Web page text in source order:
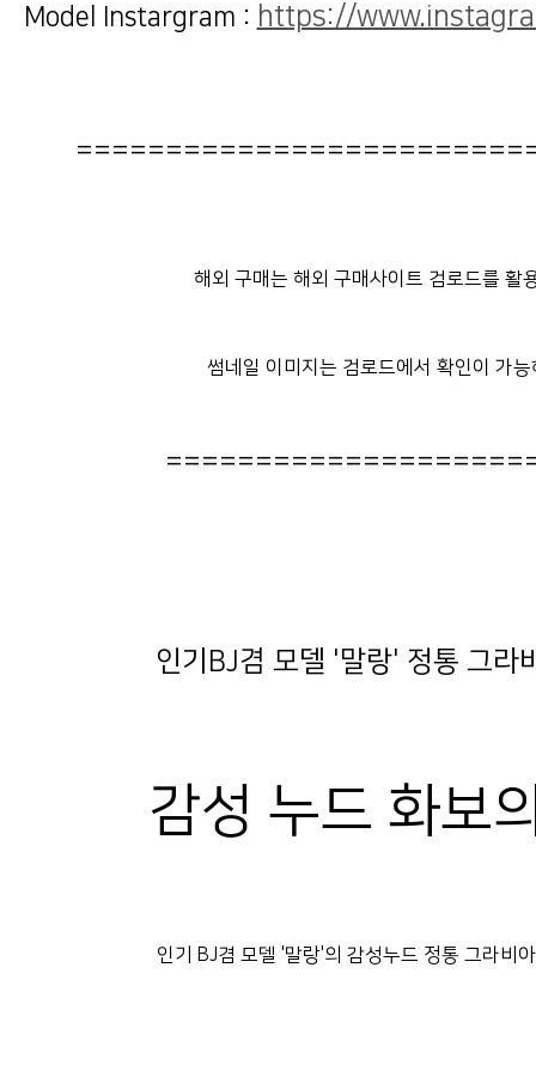
Model Instargram : https://
해외 구매는 해외 구매사이트 검로드를 활
썸네일 이미지는 검로드에서 확인이 가능
인기BJ겸 모델 '말랑' 정통 그라
감성 누드 화보
인기 BJ겸 모델 '말랑'의 감성누드 정통 그라비